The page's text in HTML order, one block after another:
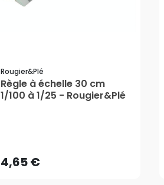
Rougier&plé
Règle à échelle 30 cm
1/100 à 1/25 - Rougier&Plé
4,65 €AJOUTER AU PANIER